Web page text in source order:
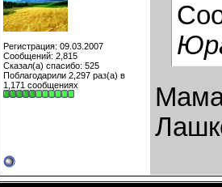
Регистрация: 09.03.2007
Сообщений: 2,815
Сказал(а) спасибо: 525
Поблагодарили 2,297 раз(а) в
1,171 сообщениях